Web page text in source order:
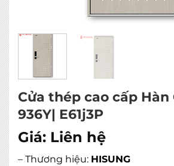
Cửa thép cao cấp Hàn
936Y| E61j3P
Giá: Liên hệ
– Thương hiệu: HISUNG